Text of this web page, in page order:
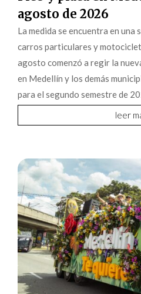
agosto de 2026
La medida se encuentra en una
carros particulares y
agosto comenzó a regir la
en Medellín y los demás
para el segundo semestre de
leer